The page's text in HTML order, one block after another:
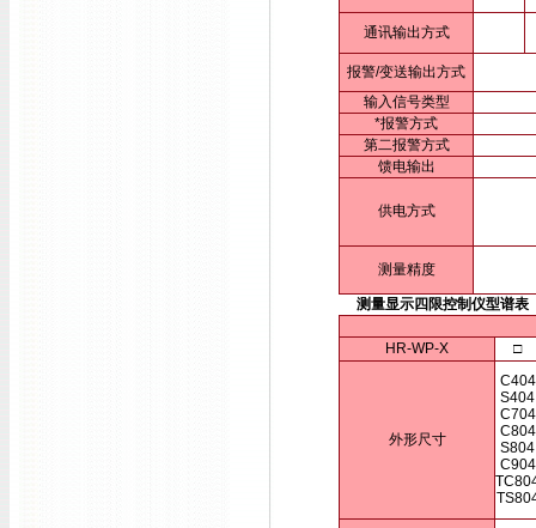
通讯输出方式
报警/变送输出方式
输入信号类型
*报警方式
第二报警方式
馈电输出
供电方式
测量精度
测量显示四限控制仪型谱表
HR-WP-X □
外形尺寸
C404
S404
C704
C804
S804
C904